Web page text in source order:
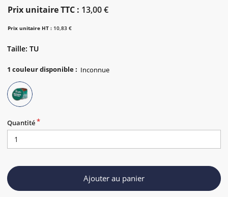
Prix unitaire TTC : 13,00 €
Prix unitaire HT : 10,83 €
Taille: TU
1 couleur disponible:
Quantité
Ajouter au panier